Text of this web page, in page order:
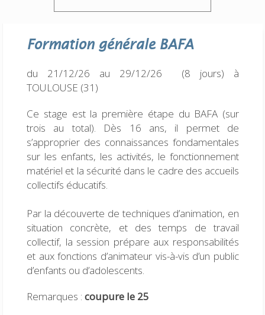
Formation généraleBAFA
du 21/12/26 au 29/12/26 (8 jours) à
TOULOUSE (31)
Ce stage est la première étape du BAFA (sur
trois au total). Dès 16 ans, il permet de
s’approprier des connaissances fondamentales
sur les enfants, les activités, le fonctionnement
matériel et la sécurité dans le cadre des accueils
collectifs éducatifs.
Par la découverte de techniques d’animation, en
situation concrète, et des temps de travail
collectif, la session prépare aux responsabilités
et aux fonctions d’animateur vis-à-vis d’un public
d’enfants ou d’adolescents.
Remarques : coupure le 25